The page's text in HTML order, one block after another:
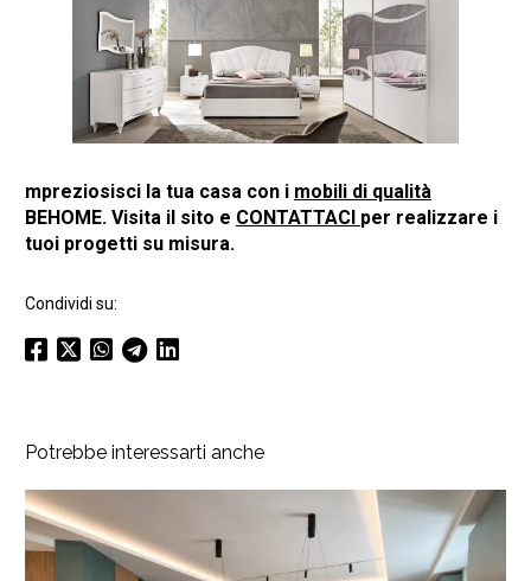
mpreziosisci la tua casa con i mobili di qualità
BEHOME. Visita il sito e CONTATTACI per realizzare i
tuoi progetti su misura.
Condividi su:
Potrebbe interessarti anche